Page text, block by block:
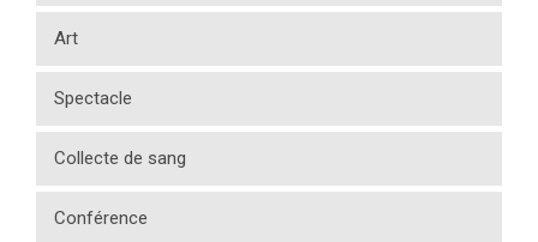
Art
Spectacle
Collecte de sang
Conférence